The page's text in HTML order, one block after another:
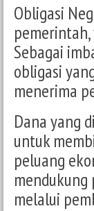
Obligasi
Sebagai
obligasi
menerima
Dana yang
untuk
peluang
melalui